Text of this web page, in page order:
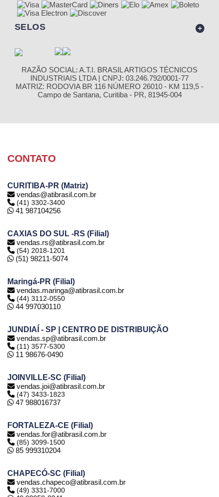
SELOS
RAZÃO SOCIAL: A.T.I. BRASIL ARTIGOS TÉCNICOS
INDUSTRIAIS LTDA | CNPJ: 03.246.792/0001-77
MATRIZ: RODOVIA BR 116 NÚMERO 26010 - KM 119,5 -
Campo de Santana, Curitiba - PR, 81945-004
CONTATO
CURITIBA-PR (Matriz)
vendas@atibrasil.com.br
(41) 3302-3400
41 987104256
CAXIAS DO SUL -RS (Filial)
vendas.rs@atibrasil.com.br
(54) 2018-1201
(51) 98211-5074
Maringá-PR (Filial)
vendas.maringa@atibrasil.com.br
(44) 3112-0550
44 997030110
JUNDIAÍ - SP | CENTRO DE DISTRIBUIÇÃO
vendas.sp@atibrasil.com.br
(11) 3577-5300
11 98676-0490
JOINVILLE-SC (Filial)
vendas.joi@atibrasil.com.br
(47) 3433-1823
47 988016737
FORTALEZA-CE (Filial)
vendas.for@atibrasil.com.br
(85) 3099-1500
85 999310204
CHAPECÓ-SC (Filial)
vendas.chapeco@atibrasil.com.br
(49) 3331-7000